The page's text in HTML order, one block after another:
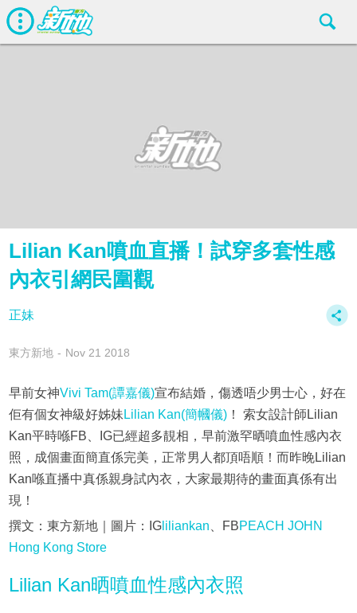
Lilian Kan噴血直播！試穿多套性感
內衣引網民圍觀
正妹
東方新地 Nov 21 2018
早前女神Vivi Tam(譚嘉儀)宣布結婚，傷透唔少男士心，好在
佢有個女神級好姊妹 Lilian Kan(簡幗儀)！ 索女設計師Lilian
Kan平時喺FB、IG已經超多靚相，早前激罕晒噴血性感內衣
照，成個畫面簡直係完美，正常男人都頂唔順！而昨晚Lilian
Kan喺直播中真係親身試內衣，大家最期待的畫面真係有出
現！
撰文：東方新地｜圖片：IGliliankan 、FBPEACH JOHN
Hong Kong Store
Lilian Kan晒噴血性感內衣照